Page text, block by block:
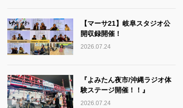
【マーサ21】岐阜スタジオ公
開収録開催！
2026.07.24
『よみたん夜市/沖縄ラジオ体
験ステージ開催！！』
2026.07.24